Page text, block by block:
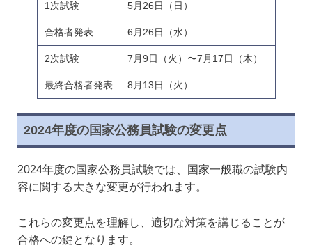
1次試験 5月26日（日）
合格者発表 6月26日（水）
2次試験 7月9日（火）〜7月17日（木）
最終合格者発表 8月13日（火）
2024年度の国家公務員試験の変更点
2024年度の国家公務員試験では、国家一般職の試験内
容に関する大きな変更が行われます。
これらの変更点を理解し、適切な対策を講じることが
合格への鍵となります。